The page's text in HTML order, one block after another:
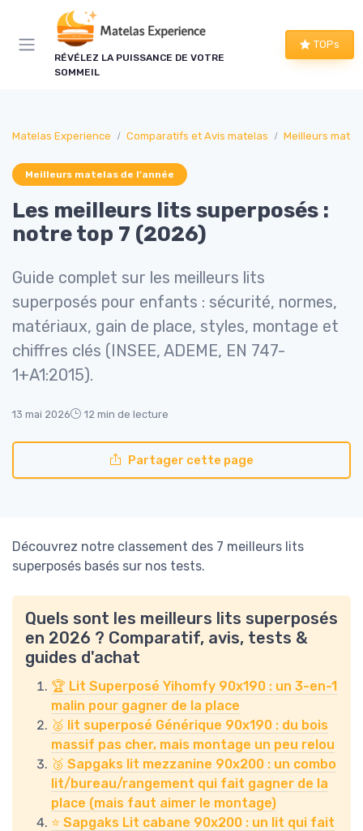
RÉVÉLEZ LA PUISSANCE DE VOTRE
SOMMEIL
TOPs
Matelas Experience Comparatifs et Avis matelas Meilleurs
Meilleurs matelas de l'année
Les meilleurs lits superposés :
notre top 7 (2026)
Guide complet sur les meilleurs lits
superposés pour enfants : sécurité, normes,
matériaux, gain de place, styles, montage et
chiffres clés (INSEE, ADEME, EN 747-
1+A1:2015).
13 mai 2026 12 min de lecture
Partager cette page
Découvrez notre classement des 7 meilleurs lits
superposés basés sur nos tests.
Quels sont les meilleurs lits superposés
en 2026 ? Comparatif, avis, tests &
guides d'achat
🏆 Lit Superposé Yihomfy 90x190 : un 3-en-1
malin pour gagner de la place
🥈 lit superposé Générique 90x190 : du bois
massif pas cher, mais montage un peu relou
🥉 Sapgaks lit mezzanine 90x200 : un combo
lit/bureau/rangement qui fait gagner de la
place (mais faut aimer le montage)
⭐ Sapgaks Lit cabane 90x200 : un lit qui fait
Panneau de gestion des cookies